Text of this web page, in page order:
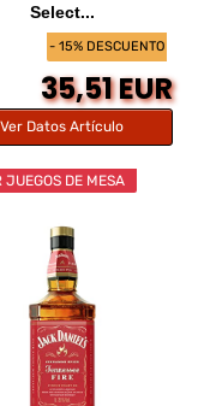
- 15% DESCUENTO
Select...
35,51 EUR
Ver Datos Artículo
JUEGOS DE MESA